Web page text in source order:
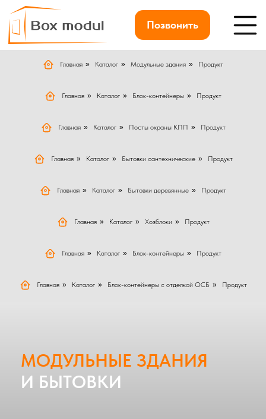
Позвонить
Главная » Каталог » Модульные здания » Продукт
Главная » Каталог » Блок-контейнеры » Продукт
Главная » Каталог » Посты охраны КПП » Продукт
Главная » Каталог » Бытовки сантехнические » Продукт
Главная » Каталог » Бытовки деревянные » Продукт
Главная » Каталог » Хозблоки » Продукт
Главная » Каталог » Блок-контейнеры » Продукт
Главная » Каталог » Блок-контейнеры с отделкой ОСБ » Продукт
МОДУЛЬНЫЕ ЗДАНИЯ
И БЫТОВКИ